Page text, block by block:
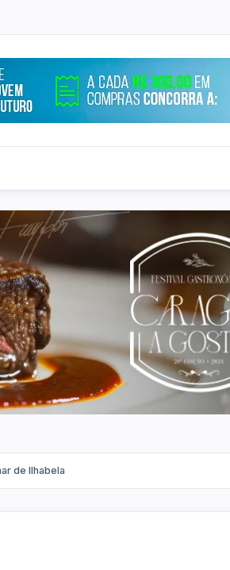
de Ilhabela